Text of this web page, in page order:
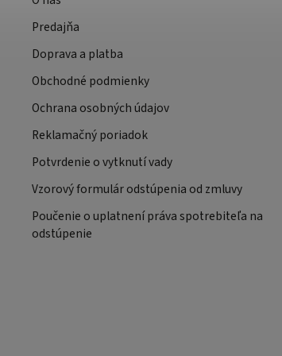
Predajňa
Doprava a platba
Obchodné podmienky
Ochrana osobných údajov
Reklamačný poriadok
Potvrdenie o vytknutí vady
Vzorový formulár odstúpenia od zmluvy
Poučenie o uplatnení práva spotrebiteľa na
odstúpenie